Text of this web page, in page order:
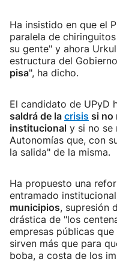
Ha insistido en que el
paralela de
su gente" y ahora
estructura del
pisa", ha dicho.
El candidato de UPyD
saldrá de la crisis si no
institucional y si no se
Autonomías que, con
la salida" de la misma.
Ha propuesto una
entramado
municipios, supresión
drástica de "los
empresas públicas
sirven más que para
boba, a costa de los